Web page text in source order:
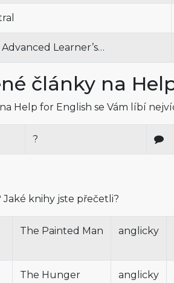
Learner’s…
články na
Help for English se Vám líbí
?
Jaké knihy jste přečetli?
The Painted Man anglicky
The Hunger
anglicky